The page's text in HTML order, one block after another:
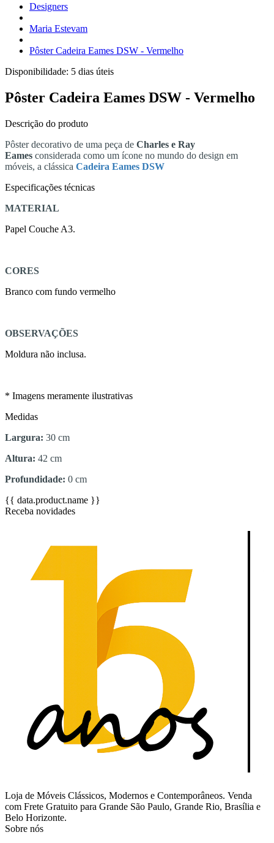
Designers
Maria Estevam
Pôster Cadeira Eames DSW - Vermelho
Disponibilidade: 5 dias úteis
Pôster Cadeira Eames DSW - Vermelho
Descrição do produto
Pôster decorativo de uma peça de Charles e Ray
Eames considerada como um ícone no mundo do design em
móveis, a clássica Cadeira Eames DSW
Especificações técnicas
MATERIAL
Papel Couche A3.
CORES
Branco com fundo vermelho
OBSERVAÇÕES
Moldura não inclusa.
* Imagens meramente ilustrativas
Medidas
Largura: 30 cm
Altura: 42 cm
Profundidade: 0 cm
{{ data.product.name }}
Receba novidades
Loja de Móveis Clássicos, Modernos e Contemporâneos. Venda
com Frete Gratuito para Grande São Paulo, Grande Rio, Brasília e
Belo Horizonte.
Sobre nós